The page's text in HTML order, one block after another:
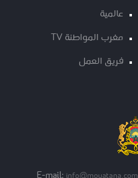
عالمية
مغرب المواطنة TV
فريق العمل